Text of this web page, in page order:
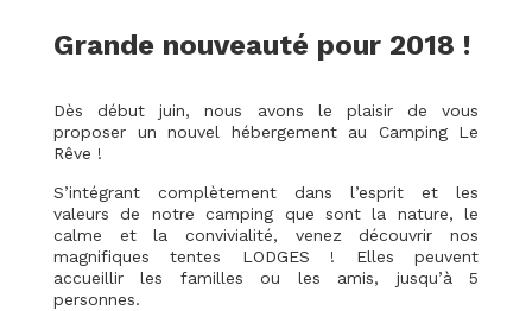
Grande nouveauté pour 2018 !
Dès début juin, nous avons le plaisir de vous
proposer un nouvel hébergement au Camping Le
Rêve !
S’intégrant complètement dans l’esprit et les
valeurs de notre camping que sont la nature, le
calme et la convivialité, venez découvrir nos
magnifiques tentes LODGES ! Elles peuvent
accueillir les familles ou les amis, jusqu’à 5
personnes.